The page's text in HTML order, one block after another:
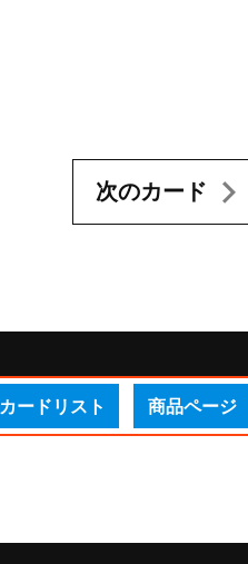
次のカード
カードリスト 商品ページ